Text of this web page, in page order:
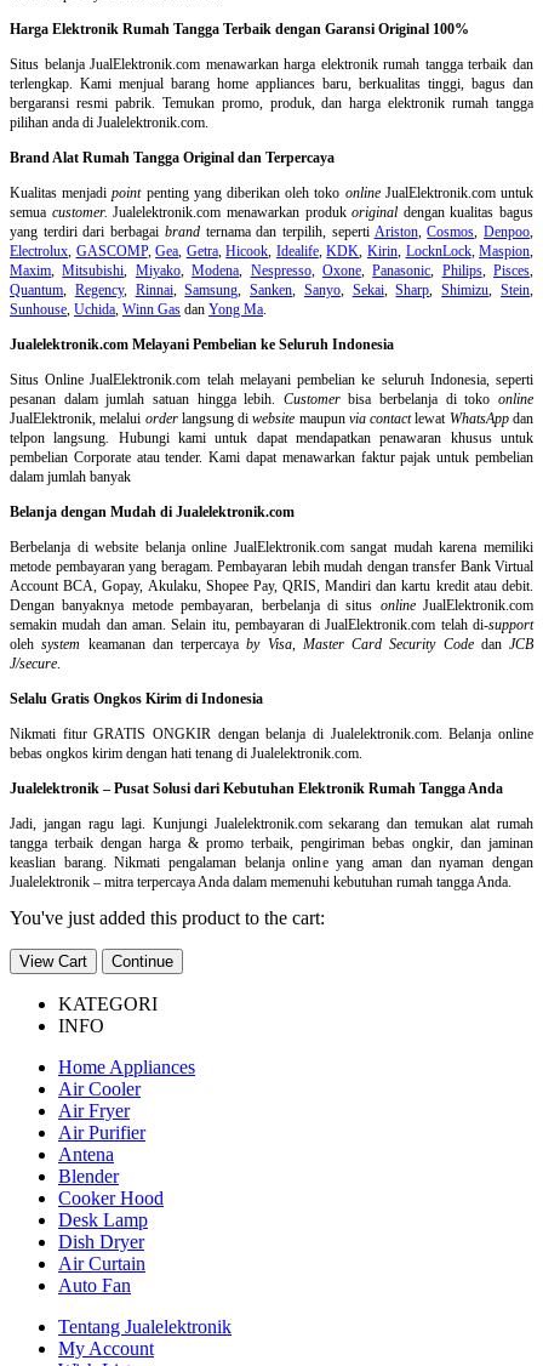
Harga Elektronik Rumah Tangga Terbaik dengan Garansi Original 100%
Situs belanjaJualElektronik.com menawarkan harga elektronik rumah tangga terbaik dan
terlengkap. Kami menjual barang home appliances baru, berkualitas tinggi, bagus dan
bergaransi resmi pabrik. Temukan promo, produk, dan harga elektronik rumah tangga
pilihan anda di Jualelektronik.com.
Brand Alat Rumah Tangga Original dan Terpercaya
Kualitas menjadipointpenting yang diberikan oleh toko onlineJualElektronik.com untuk
semua customer. Jualelektronik.com menawarkan produkoriginal dengan kualitas bagus
yang terdiri dari berbagai brandternama dan terpilih, seperti Ariston,Cosmos,Denpoo,
Electrolux, GASCOMP,Gea, Getra,Hicook, Idealife,KDK, Kirin, LocknLock,Maspion,
Maxim,Mitsubishi, Miyako,Modena, Nespresso, Oxone,Panasonic, Philips, Pisces,
Quantum, Regency, Rinnai,Samsung,Sanken, Sanyo, Sekai,Sharp,Shimizu,Stein,
Sunhouse, Uchida, Winn Gas dan Yong Ma.
Jualelektronik.com Melayani Pembelian ke Seluruh Indonesia
Situs Online JualElektronik.com telah melayani pembelian ke seluruh Indonesia, seperti
pesanan dalam jumlah satuan hingga lebih. Customerbisa berbelanja di tokoonline
JualElektronik, melalui orderlangsung diwebsite maupun via contactlewat WhatsAppdan
telpon langsung. Hubungi kami untuk dapat mendapatkan penawaran khusus untuk
pembelian Corporate atau tender. Kami dapat menawarkan faktur pajak untuk pembelian
dalam jumlah banyak
Belanja dengan Mudah di Jualelektronik.com
Berbelanja diwebsite belanja online JualElektronik.com sangat mudah karena memiliki
metode pembayaran yang beragam. Pembayaran lebih mudah dengan transfer Bank Virtual
Account BCA, Gopay, Akulaku, Shopee Pay, QRIS, Mandiri dan kartu kredit atau debit.
Dengan banyaknya metode pembayaran, berbelanja di situs onlineJualElektronik.com
semakin mudah dan aman. Selain itu, pembayaran di JualElektronik.com telah di-support
olehsystem keamanan dan terpercayaby Visa, Master Card Security Codedan JCB
J/secure.
Selalu Gratis Ongkos Kirim di Indonesia
Nikmati fitur GRATIS ONGKIR dengan belanja di Jualelektronik.com. Belanja online
bebas ongkos kirim dengan hati tenang di Jualelektronik.com.
Jualelektronik – Pusat Solusi dari Kebutuhan Elektronik Rumah Tangga Anda
Jadi, jangan ragu lagi. Kunjungi Jualelektronik.com sekarang dan temukan alat rumah
tangga terbaik dengan harga & promo terbaik, pengiriman bebas ongkir, dan jaminan
keaslian barang. Nikmati pengalaman belanja online yang aman dan nyaman dengan
Jualelektronik – mitra terpercaya Anda dalam memenuhi kebutuhan rumah tangga Anda.
You've just added this product to the cart:
View Cart Continue
KATEGORI
INFO
Home Appliances
Air Cooler
Air Fryer
Air Purifier
Antena
Blender
Cooker Hood
Desk Lamp
Dish Dryer
Air Curtain
Auto Fan
Tentang Jualelektronik
My Account